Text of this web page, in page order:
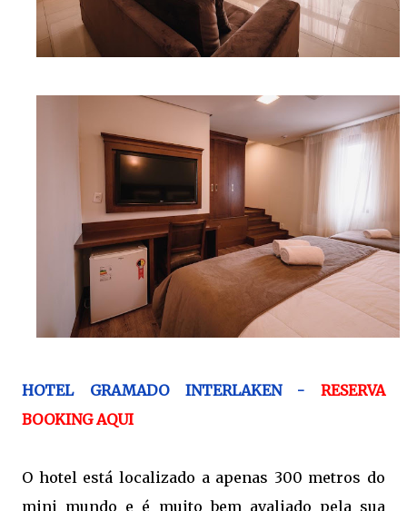
HOTEL GRAMADO INTERLAKEN - RESERVA
BOOKING AQUI
O hotel está localizado a apenas 300 metros do
mini mundo e é muito bem avaliado pela sua